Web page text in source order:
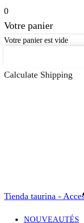
0
Votre panier
Votre panier est vide
Calculate Shipping
Tienda taurina -
NOUVEAUTÉS